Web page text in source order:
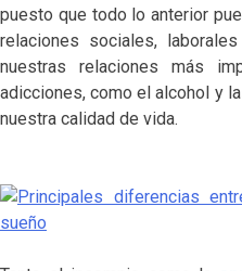
puesto que todo lo anterior
relaciones sociales,
nuestras relaciones más
adicciones, como el alcohol y
nuestra calidad de vida.